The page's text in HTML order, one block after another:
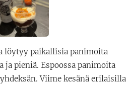
löytyy paikallisia panimoita
ja pieniä. Espoossa panimoita
Viime kesänä erilaisilla